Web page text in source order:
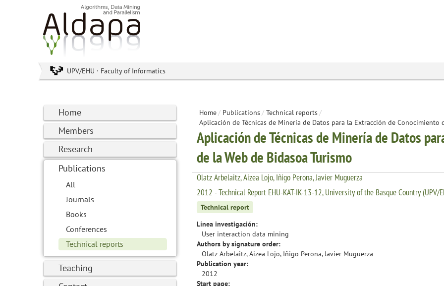
UPV/EHU · Faculty of Informatics
Home
Members
Research
Publications
All
Journals
Books
Conferences
Technical reports
Teaching
Home/ Publications/ Technical reports/
Aplicación de Técnicas de Minería de Datos para la Extracción de Conocimiento
Aplicación de Técnicas de Minería de Datos
de la Web de Bidasoa Turismo
Olatz Arbelaitz, Aizea Lojo, Iñigo Perona, Javier Muguerza
2012 - Technical Report EHU-KAT-IK-13-12, University of the Basque Country (UPV/
Technical report
Línea investigación:
User interaction data mining
Authors by signature order:
Olatz Arbelaitz, Aizea Lojo, Iñigo Perona, Javier Muguerza
Publication year:
2012
Start page: